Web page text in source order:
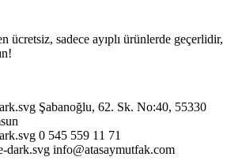
ücretsiz, sadece ayıplı ürünlerde geçerlidir,
Şabanoğlu, 62. Sk. No:40, 55330
0 545 559 11 71
info@atasaymutfak.com